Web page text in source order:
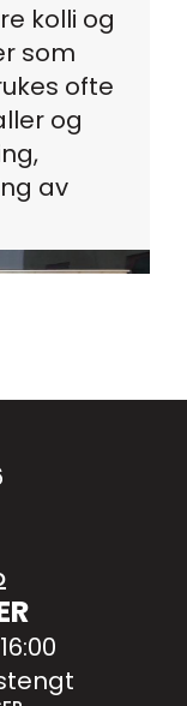
kolli og
som
ofte
og
av